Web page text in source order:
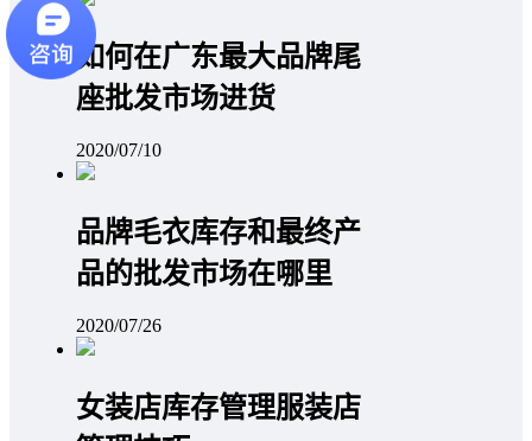
如何在广东最大品牌尾
座批发市场进货
2020/07/10
品牌毛衣库存和最终产
品的批发市场在哪里
2020/07/26
女装店库存管理服装店